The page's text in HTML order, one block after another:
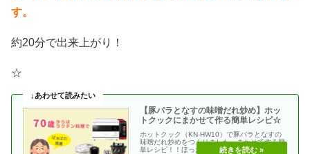
す。
約20分で出来上がり！
☆
【豚バラとなすの味噌だれ炒め】ホッ
トクックにまかせて作る簡単レシピ☆
ホットクック（KN-HW10）で豚バラとなすの
味噌だれ炒めをつくりました。まかせて作る簡
単レシピ！！ほったらかしでも、ホットクック